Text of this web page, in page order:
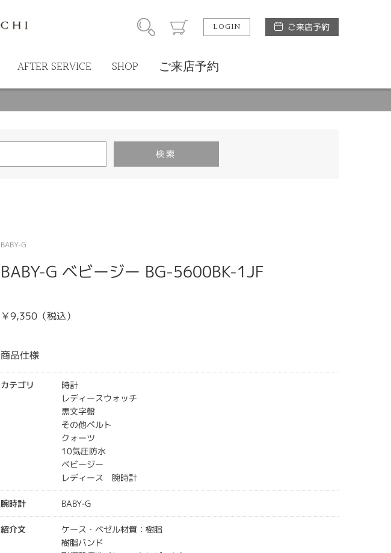
LOGIN ご来店予約
AFTER SERVICE SHOP ご来店予約
BABY-G
BABY-G ベビージー BG-5600BK-1JF
￥9,350（税込）
商品仕様
カテゴリ
時計
レディースウォッチ
黒文字盤
その他ベルト
クォーツ
10気圧防水
ベビージー
レディース 腕時計
腕時計 BABY-G
紹介文
ケース・ベゼル材質：樹脂
樹脂バンド